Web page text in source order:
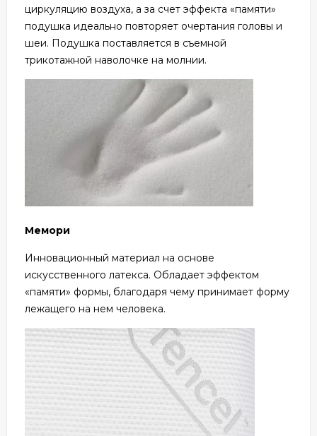
циркуляцию воздуха, а за счет эффекта «памяти»
подушка идеально повторяет очертания головы и
шеи. Подушка поставляется в съемной
трикотажной наволочке на молнии.
Мемори
Инновационный материал на основе
искусственного латекса. Обладает эффектом
«памяти» формы, благодаря чему принимает форму
лежащего на нем человека.